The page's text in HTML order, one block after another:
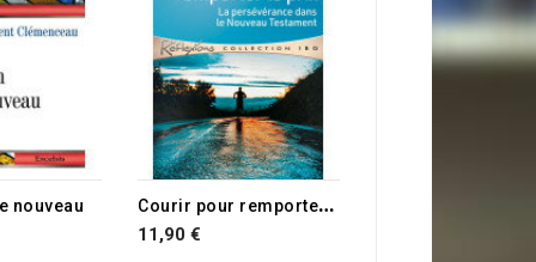
nouveau C
ourir pour remporter le prix
11,90 €